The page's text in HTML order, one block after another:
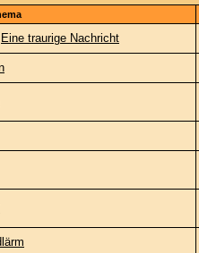
Eine traurige Nachricht